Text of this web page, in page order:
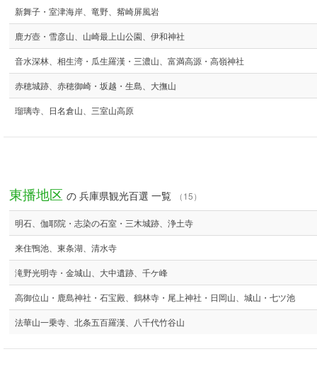
新舞子・室津海岸、竜野、觜崎屏風岩
鹿ガ壺・雪彦山、山崎最上山公園、伊和神社
音水深林、相生湾・瓜生羅漢・三濃山、富満高源・高嶺神社
赤穂城跡、赤穂御崎・坂越・生島、大撫山
瑠璃寺、日名倉山、三室山高原
東播地区 の 兵庫県観光百選 一覧 （15）
明石、伽耶院・志染の石室・三木城跡、浄土寺
来住鴨池、東条湖、清水寺
滝野光明寺・金城山、大中遺跡、千ケ峰
高御位山・鹿島神社・石宝殿、鶴林寺・尾上神社・日岡山、城山・七ツ池
法華山一乗寺、北条五百羅漢、八千代竹谷山